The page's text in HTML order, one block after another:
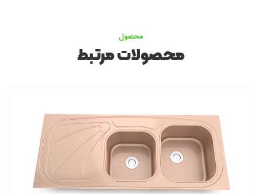
محصول
محصولات مرتبط